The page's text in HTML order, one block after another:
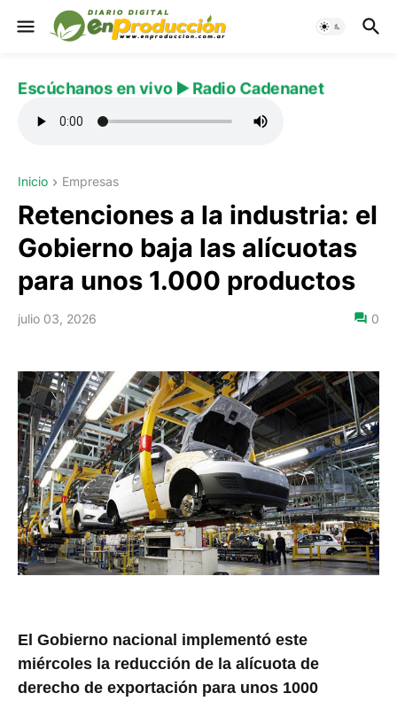
Escúchanos en vivo ▶️ Radio Cadenanet
Inicio Empresas
Retenciones a la industria: el
Gobierno baja las alícuotas
para unos 1.000 productos
julio 03, 2026 0
El Gobierno nacional implementó este
miércoles la reducción de la alícuota de
derecho de exportación para unos 1000